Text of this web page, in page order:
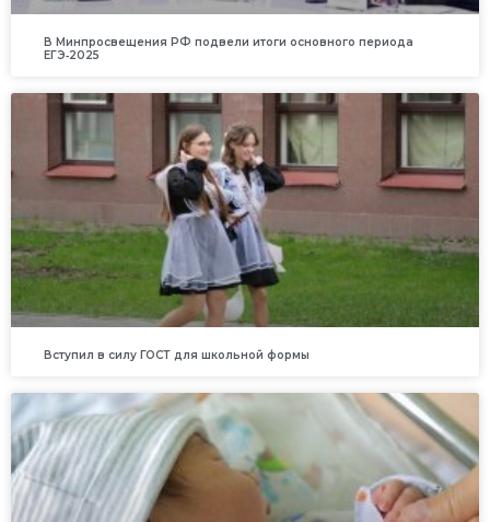
В Минпросвещения РФ подвели итоги основного периода
ЕГЭ‑2025
Вступил в силу ГОСТ для школьной формы